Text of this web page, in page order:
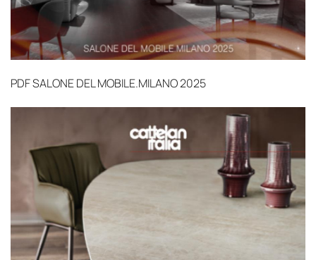
PDFSALONE DEL MOBILE.MILANO 2025